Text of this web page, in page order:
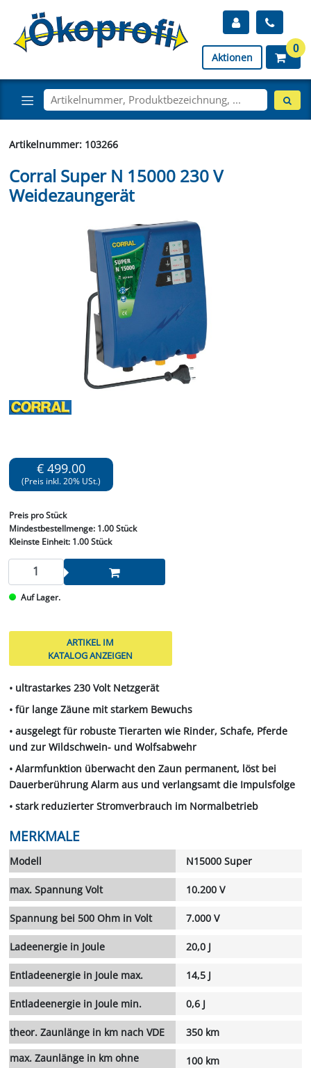
Aktionen
0
Artikelnummer: 103266
Corral Super N 15000 230 V
Weidezaungerät
€ 499.00
(Preis inkl. 20% USt.)
Preis pro Stück
Mindestbestellmenge: 1.00 Stück
Kleinste Einheit:1.00 Stück
Auf Lager.
ARTIKEL IM
KATALOG ANZEIGEN
• ultrastarkes 230 Volt Netzgerät
• für lange Zäune mit starkem Bewuchs
• ausgelegt für robuste Tierarten wie Rinder, Schafe, Pferde
und zur Wildschwein- und Wolfsabwehr
• Alarmfunktion überwacht den Zaun permanent, löst bei
Dauerberührung Alarm aus und verlangsamt die Impulsfolge
• stark reduzierter Stromverbrauch im Normalbetrieb
MERKMALE
Modell N15000 Super
max. Spannung Volt 10.200 V
Spannung bei 500 Ohm in Volt 7.000 V
Ladeenergie in Joule 20,0 J
Entladeenergie in Joule max. 14,5 J
Entladeenergie in Joule min. 0,6 J
theor. Zaunlänge in km nach VDE
350 km
max. Zaunlänge in km ohne
100 km